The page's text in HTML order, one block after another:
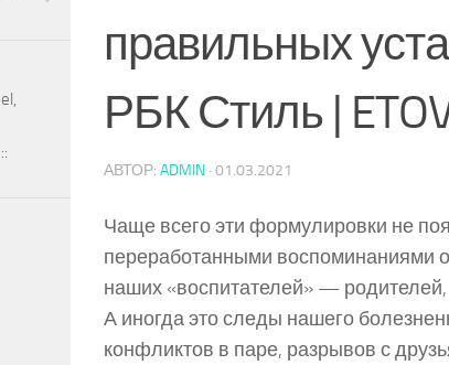
правильных
РБК Стиль |
АВТОР: ADMIN · 01.03.2021
Чаще всего эти формулировки не
переработанными воспоминаниями
наших «воспитателей» —
А иногда это следы нашего
конфликтов в паре, разрывов с